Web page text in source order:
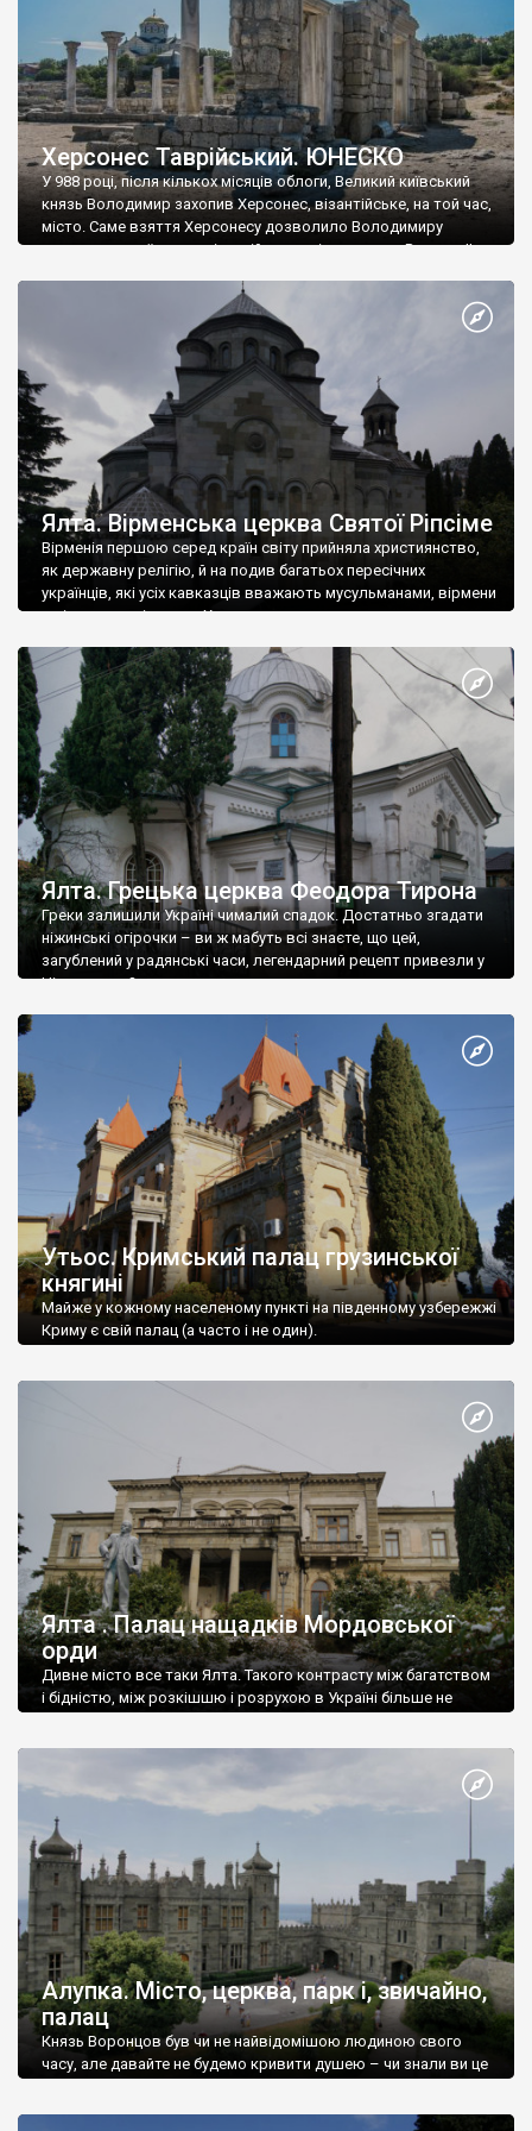
Херсонес Таврійський. ЮНЕСКО
У 988 році, після кількох місяців облоги, Великий київський
князь Володимир захопив Херсонес, візантійське, на той час,
місто. Саме взяття Херсонесу дозволило Володимиру
диктувати свої умови візантійському імператору Василю ІІ, та
Херсонесі Володимир-язичник, став Василем-християнином.
А потім було Хрещення Русі. На честь Херсонесу Таврійського
Ялта. Вірменська церква Святої Ріпсіме
Вірменія першою серед країн світу прийняла християнство,
як державну релігію, й на подив багатьох пересічних
українців, які усіх кавказців вважають мусульманами, вірмени
є відданими вірянами Христа
Ялта. Грецька церква Феодора Тирона
Греки залишили Україні чималий спадок. Достатньо згадати
ніжинські огірочки – ви ж мабуть всі знаєте, що цей,
загублений у радянські часи, легендарний рецепт привезли у
Ніжин греки?
Утьос. Кримський палац грузинської
княгині
Майже у кожному населеному пункті на південному узбережжі
Криму є свій палац (а часто і не один).
Ялта . Палац нащадків Мордовської
орди
Дивне місто все таки Ялта. Такого контрасту між багатством
і бідністю, між розкішшю і розрухою в Україні більше не
Алупка. Місто, церква, парк і, звичайно,
палац
Князь Воронцов був чи не найвідомішою людиною свого
часу, але давайте не будемо кривити душею – чи знали ви це